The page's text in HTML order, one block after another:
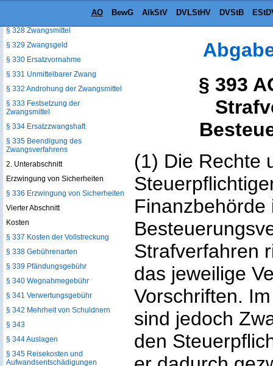
AO BewG AlkStV DVLStHV DVStB
§ 393
(1) Die Rechte
Finanzbehörde
Strafverfahren
das jeweilige
Vorschriften.
sind jedoch
den
Vollstreckung wegen Handlungen,
Duldungen oder Unterlassungen
§ 328 Zwangsmittel
§ 329 Zwangsgeld
§ 330 Ersatzvornahme
§ 331 Unmittelbarer Zwang
§ 332 Androhung der Zwangsmittel
§ 333 Festsetzung der
Zwangsmittel
§ 334 Ersatzzwangshaft
§ 335 Beendigung des
Zwangsverfahrens
2. Unterabschnitt
Erzwingung von Sicherheiten
§ 336 Erzwingung von Sicherheiten
Vierter Abschnitt
Kosten
§ 337 Kosten der Vollstreckung
§ 338 Gebührenarten
§ 339 Pfändungsgebühr
§ 340 Wegnahmegebühr
§ 341 Verwertungsgebühr
§ 342 Mehrheit von Schuldnern
§ 343
§ 344 Auslagen
§ 345 Reisekosten und
Aufwandsentschädigungen